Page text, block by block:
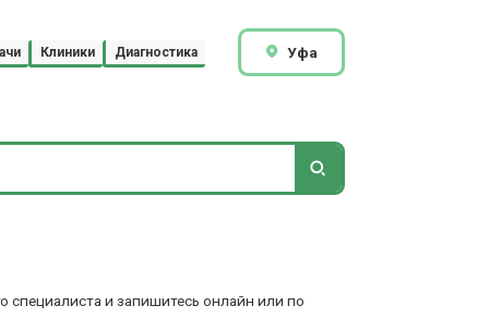
Клиники Диагностика Уфа
и запишитесь онлайн или по